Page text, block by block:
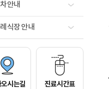
안내
식장 안내
시는길 진료시간표